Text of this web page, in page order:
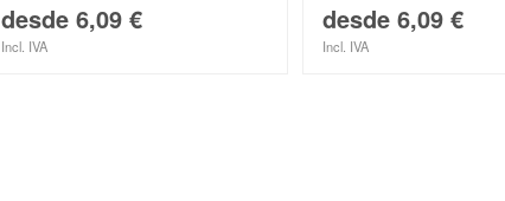
desde 6,09 €
Incl. IVA
desde 6,09 €
Incl. IVA